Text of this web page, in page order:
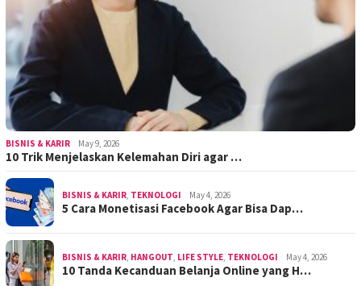
BISNIS & KARIR May 9, 2026
10 Trik Menjelaskan Kelemahan Diri agar …
BISNIS & KARIR, TEKNOLOGI May 4, 2026
5 Cara Monetisasi Facebook Agar Bisa Dap…
BISNIS & KARIR, HANGOUT, LIFE STYLE, TEKNOLOGI May 4, 2026
10 Tanda Kecanduan Belanja Online yang H…